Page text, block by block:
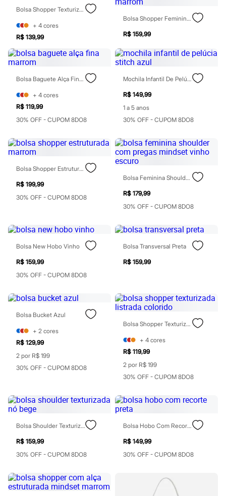
Blusas e Camisetas
Calças
Casacos e Jaquetas
Jeans
Moda esportiva
Shorts e Saias
Vestidos
Masculino
Em alta
Dia dos Pais
Inverno
Novidades
Roupas
Camisas
Calças
Camisetas e Regatas
Casacos e Jaquetas
Polos
Acessórios
Bolsas e Mochilas
Carteiras
Relógios
Calçados
Botas
Chinelos
Sandálias e Papetes
Tênis
Moda esportiva
Acessórios
Bermudas
Camisetas
Calças
Calçados
Regatas
Meias
Pijamas
Moda praia
Plus size
Blusas e Camisetas
Calças
Camisas
Jeans
Moda esportiva
Shorts e Bermudas
Bolsa Shopper Texturizada Listrada Marrom
+ 4 cores
R$ 139,99
Bolsa Shopper Feminina Com Recortes Em Poliuretano Marrom
R$ 159,99
Bolsa Baguete Alça Fina Marrom
+ 4 cores
R$ 119,99
30% OFF - CUPOM 8DO8
Mochila Infantil De Pelúcia Stitch Azul
R$ 149,99
1 a 5 anos
30% OFF - CUPOM 8DO8
Bolsa Shopper Estruturada Marrom
R$ 199,99
30% OFF - CUPOM 8DO8
Bolsa Feminina Shoulder Com Pregas Mindset Vinho Escuro
R$ 179,99
30% OFF - CUPOM 8DO8
Bolsa New Hobo Vinho
R$ 159,99
30% OFF - CUPOM 8DO8
Bolsa Transversal Preta
R$ 159,99
Bolsa Bucket Azul
+ 2 cores
R$ 129,99
2 por R$ 199
30% OFF - CUPOM 8DO8
Bolsa Shopper Texturizada Listrada Colorido
+ 4 cores
R$ 119,99
2 por R$ 199
30% OFF - CUPOM 8DO8
Bolsa Shoulder Texturizada Nó Bege
R$ 159,99
30% OFF - CUPOM 8DO8
Bolsa Hobo Com Recorte Preta
R$ 149,99
30% OFF - CUPOM 8DO8